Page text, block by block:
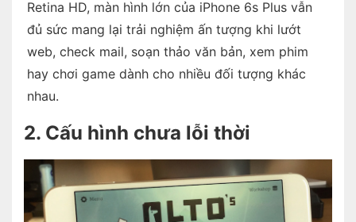
Retina HD, màn hình lớn của iPhone 6s Plus vẫn
đủ sức mang lại trải nghiệm ấn tượng khi lướt
web, check mail, soạn thảo văn bản, xem phim
hay chơi game dành cho nhiều đối tượng khác
nhau.
2. Cấu hình chưa lỗi thời